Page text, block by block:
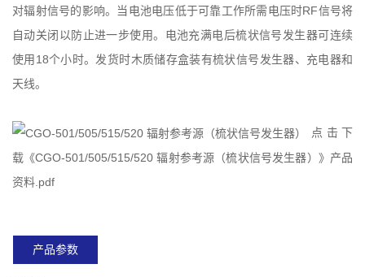
对辐射信号的影响。当电池电压低于可靠工作所需电压时RF信号将
自动关闭以防止进一步使用。电池充满电后梳状信号发生器可连续
使用18个小时。发货时木质储存盒装有梳状信号发生器、充电器和
天线。
点击下
载《CGO-501/505/515/520 辐射参考源（梳状信号发生器）》产品
资料.pdf
产品参数